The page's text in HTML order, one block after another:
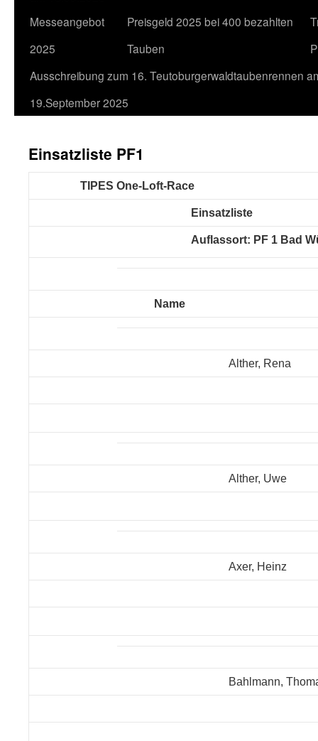
Messeangebot
2025
Preisgeld 2025 bei 400 bezahlten
Tauben
Ausschreibung zum 16. Teutoburgerwaldtaubenrennen
19.September 2025
Einsatzliste PF1
TIPES One-Loft-Race
Einsatzliste
Auflassort: PF 1 Bad
Name
Alther, Rena
Alther, Uwe
Axer, Heinz
Bahlmann,